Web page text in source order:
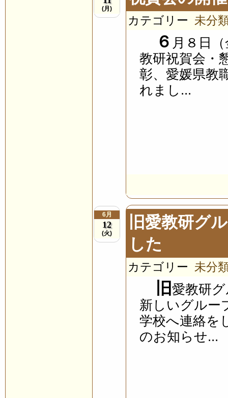
(月)
カテゴリー 未分
６ 月８日
教研祝賀会・
彰、愛媛県教
れまし...
6月
12
(火)
旧愛教研グ
した
カテゴリー 未分
旧 愛教研
新しいグルー
学校へ連絡を
のお知らせ...